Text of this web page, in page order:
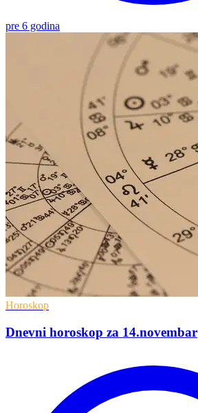
pre 6 godina
Horoskop
Dnevni horoskop za 14.novembar